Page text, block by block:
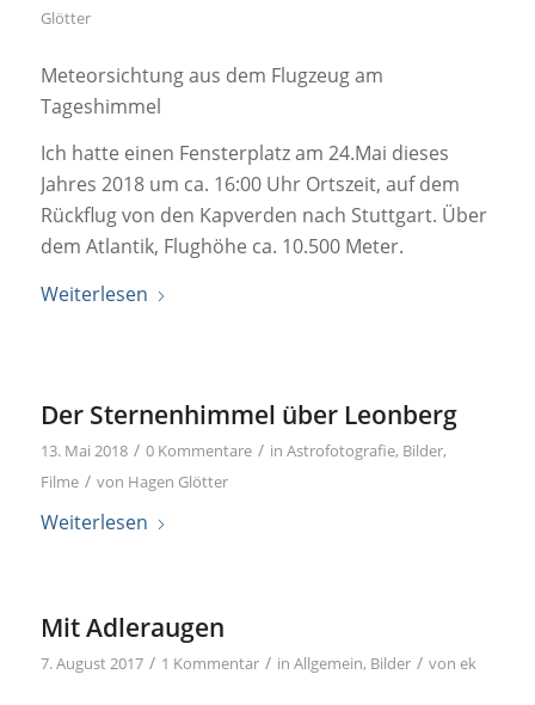
Glötter
Meteorsichtung aus dem Flugzeug am
Tageshimmel
Ich hatte einen Fensterplatz am 24.Mai dieses
Jahres 2018 um ca. 16:00 Uhr Ortszeit, auf dem
Rückflug von den Kapverden nach Stuttgart. Über
dem Atlantik, Flughöhe ca. 10.500 Meter.
Weiterlesen
Der Sternenhimmel über Leonberg
13. Mai 2018 / 0 Kommentare / in Astrofotografie, Bilder,
Filme / von Hagen Glötter
Weiterlesen
Mit Adleraugen
7. August 2017 / 1 Kommentar / in Allgemein, Bilder / von ek